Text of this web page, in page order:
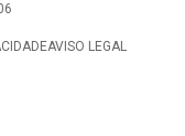
AVISO LEGAL